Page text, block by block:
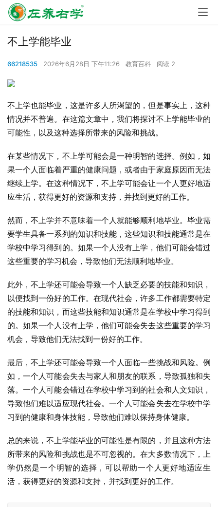
不上学能毕业
66218535 2026年6月28日 下午11:26 教育百科 阅读 2
不上学也能毕业，这是许多人所渴望的，但是事实上，这种
情况并不普遍。在这篇文章中，我们将探讨不上学能毕业的
可能性，以及这种选择所带来的风险和挑战。
在某些情况下，不上学可能会是一种明智的选择。例如，如
果一个人面临着严重的健康问题，或者由于家庭原因而无法
继续上学。在这种情况下，不上学可能会让一个人更好地适
应生活，获得更好的资源和支持，并找到更好的工作。
然而，不上学并不意味着一个人就能够顺利地毕业。毕业需
要学生具备一系列的知识和技能，这些知识和技能通常是在
学校中学习得到的。如果一个人没有上学，他们可能会错过
这些重要的学习机会，导致他们无法顺利地毕业。
此外，不上学还可能会导致一个人缺乏必要的技能和知识，
以便找到一份好的工作。在现代社会，许多工作都需要特定
的技能和知识，而这些技能和知识通常是在学校中学习得到
的。如果一个人没有上学，他们可能会失去这些重要的学习
机会，导致他们无法找到一份好的工作。
最后，不上学还可能会导致一个人面临一些挑战和风险。例
如，一个人可能会失去与家人和朋友的联系，导致孤独和失
落。一个人可能会错过在学校中学习到的社会和人文知识，
导致他们难以适应现代社会。一个人可能会失去在学校中学
习到的健康和身体技能，导致他们难以保持身体健康。
总的来说，不上学能毕业的可能性是有限的，并且这种方法
所带来的风险和挑战也是不可忽视的。在大多数情况下，上
学仍然是一个明智的选择，可以帮助一个人更好地适应生
活，获得更好的资源和支持，并找到更好的工作。